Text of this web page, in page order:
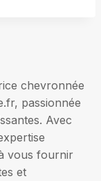
chevronnée
passionnée
Avec
vous fournir
et